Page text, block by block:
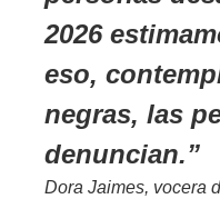
2026
eso,
negras, las
denuncian.
Dora Jaimes, vocera